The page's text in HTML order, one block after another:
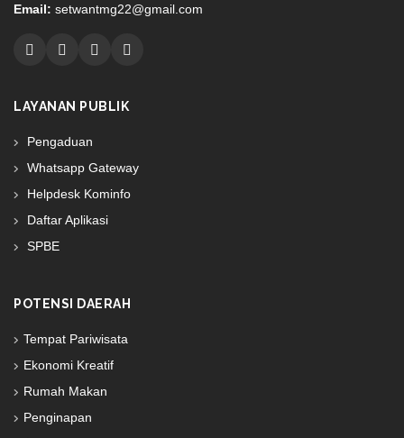
Email: setwantmg22@gmail.com
LAYANAN PUBLIK
Pengaduan
Whatsapp Gateway
Helpdesk Kominfo
Daftar Aplikasi
SPBE
POTENSI DAERAH
Tempat Pariwisata
Ekonomi Kreatif
Rumah Makan
Penginapan